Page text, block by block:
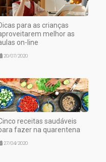
para as crianças
melhor as
on-line
20/07/2020
receitas saudáveis
fazer na quarentena
27/04/2020